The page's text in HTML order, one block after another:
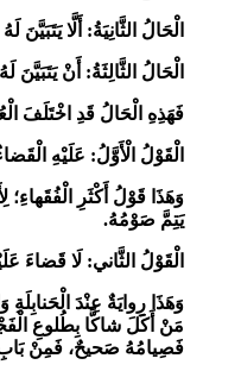
الْحَالُ الثَّانِيَةُ: أَلَّا
الْحَالُ الثَّالِثَةُ: أَنْ يَتَبَيَّنَ
فَهَذِهِ الْحَالُ قَدِ اخْتَلَفَ
الْقَوْلُ الْأَوَّلُ: عَلَيْهِ
وَهَذَا قَوْلُ أَكْثَرِ الْفُقَهاءِ؛
يَتِمَّ صَوْمُهُ.
الْقَوْلُ الثَّاني: لَا قَضاءَ
وَهَذَا رِوايَةٌ عِنْدَ الْحَنابِلَةِ
مَنْ أَكَلَ شاكًّا بِطُلوعِ
فَصِيامُهُ صَحيحٌ، فَمِنْ